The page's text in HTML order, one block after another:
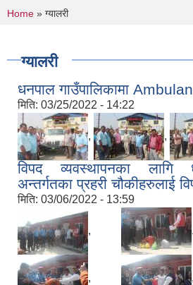
You are here
Home » ग्यालरी
ग्यालरी
धनपाल गाउँपालिकामा
मिति: 03/25/2022 - 14:22
, ,
विपद व्यवस्थापनका लागि
अन्तर्गतका प्रहरी चौकीहरुलाई
मिति: 03/06/2022 - 13:59
,
,